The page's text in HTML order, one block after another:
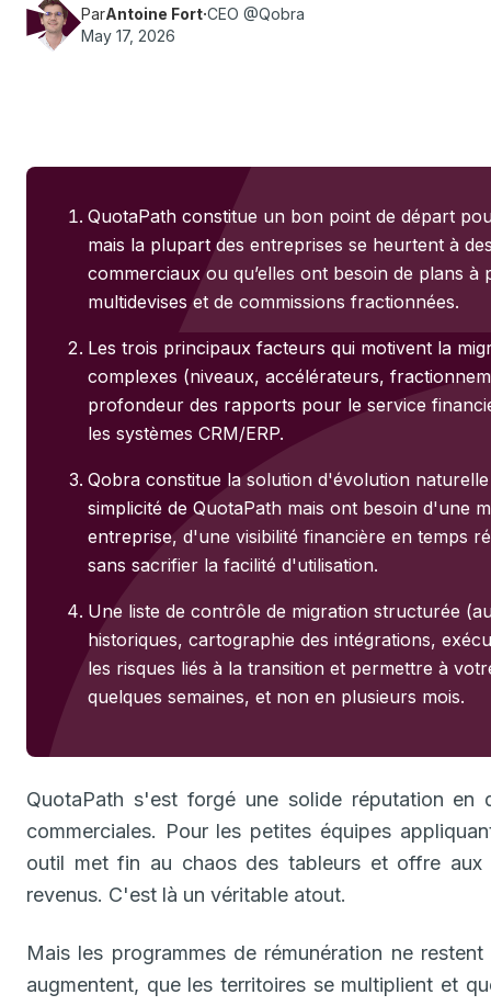
ParAntoine Fort·CEO @Qobra
May 17, 2026
QuotaPath constitue un bon point de départ
mais la plupart des entreprises se heurtent à
commerciaux ou qu’elles ont besoin de plans à
multidevises et de commissions fractionnées.
Les trois principaux facteurs qui motivent la
complexes (niveaux, accélérateurs,
profondeur des rapports pour le service
les systèmes CRM/ERP.
Qobra constitue la solution d'évolution
simplicité de QuotaPath mais ont besoin d'une
entreprise, d'une visibilité financière en temps
sans sacrifier la facilité d'utilisation.
Une liste de contrôle de migration structurée
historiques, cartographie des intégrations,
les risques liés à la transition et permettre à
quelques semaines, et non en plusieurs mois.
QuotaPath s'est forgé une solide réputation en
commerciales. Pour les petites équipes
outil met fin au chaos des tableurs et offre aux
revenus. C'est là un véritable atout.
Mais les programmes de rémunération ne
augmentent, que les territoires se multiplient et